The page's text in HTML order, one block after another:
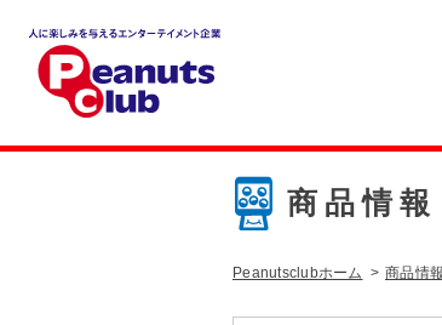
商品情
Peanutsclubホーム 商品情報